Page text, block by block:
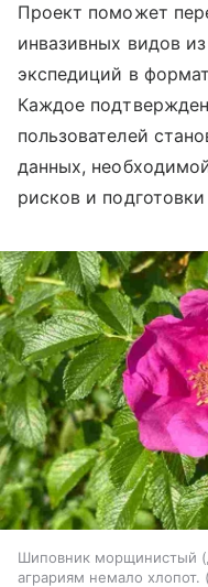
Проект поможет
инвазивных видов
экспедиций в
Каждое
пользователей
данных,
рисков и
Шиповник морщинистый
аграриям немало хлопот.